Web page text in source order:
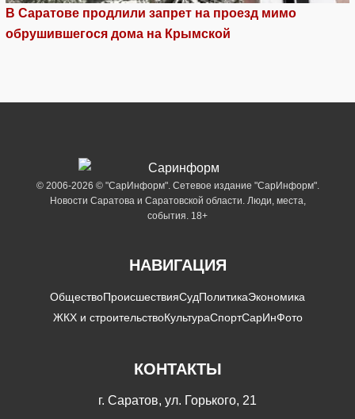
В Саратове продлили запрет на проезд мимо
обрушившегося дома на Крымской
© 2006-2026 © "СарИнформ". Сетевое издание "СарИнформ".
Новости Саратова и Саратовской области. Люди, места,
события. 18+
НАВИГАЦИЯ
ОбществоПроисшествияСудПолитикаЭкономика
ЖКХ и строительствоКультураСпортСарИнФото
КОНТАКТЫ
г. Саратов, ул. Горького, 21